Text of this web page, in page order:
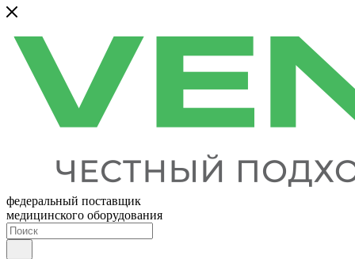
федеральный поставщик
медицинского оборудования